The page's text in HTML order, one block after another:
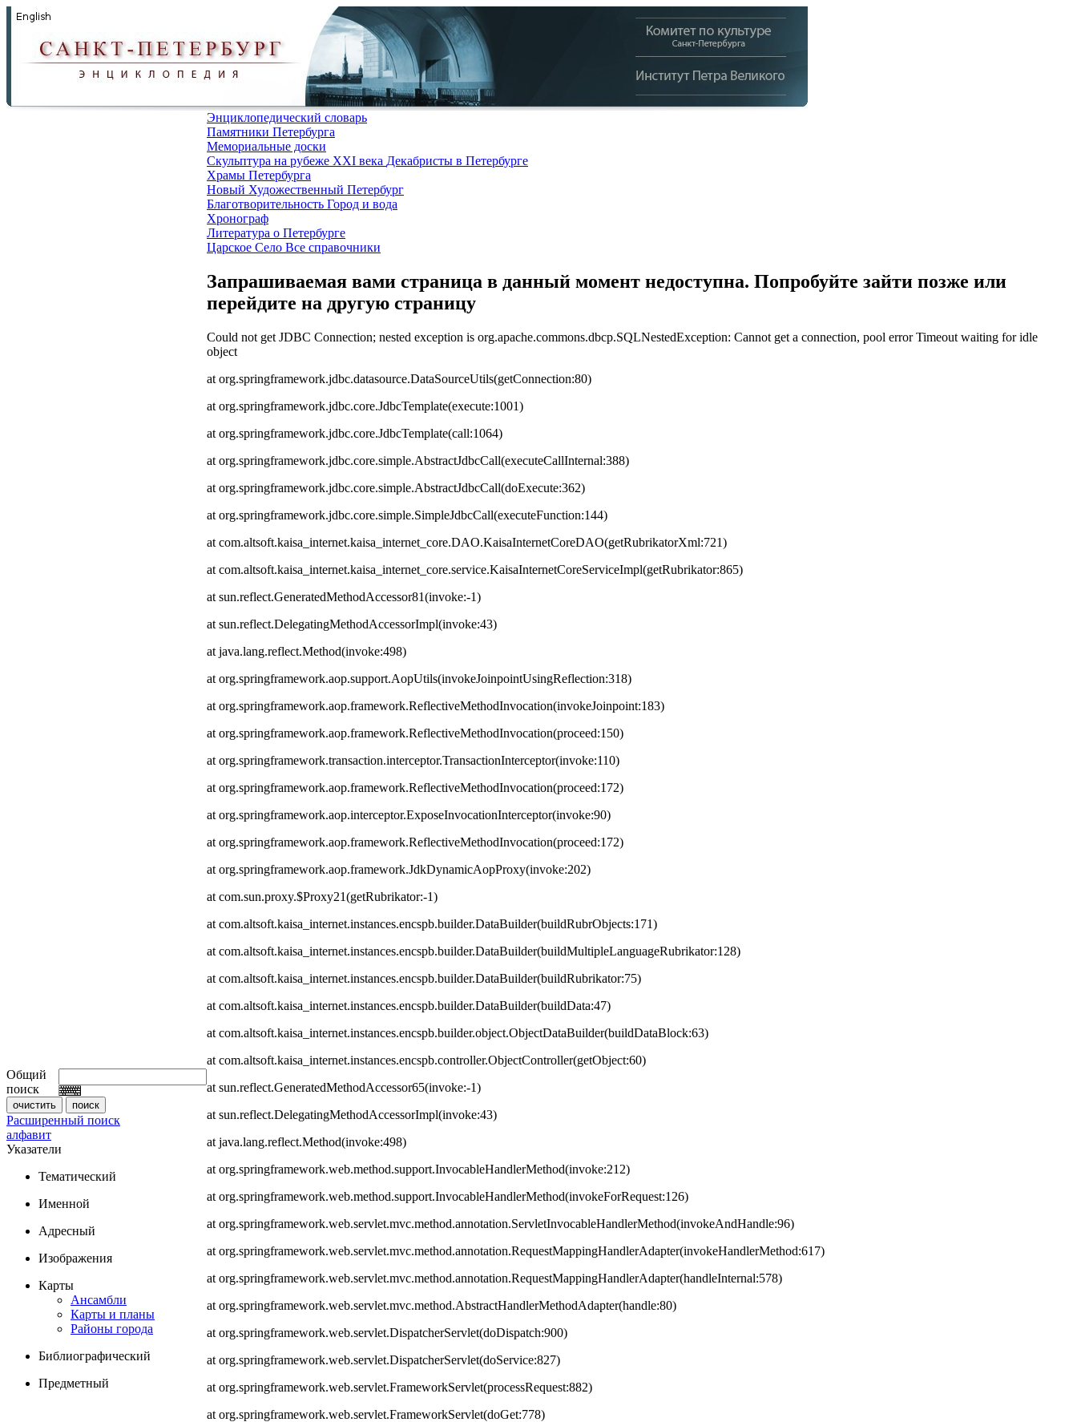
Общий
поиск
Расширенный поиск
алфавит
Указатели
Тематический
Именной
Адресный
Изображения
Карты
Ансамбли
Карты и планы
Районы города
Библиографический
Предметный
Энциклопедический словарь
Памятники Петербурга
Мемориальные доски
Скульптура на рубеже XXI века Декабристы в Петербурге
Храмы Петербурга
Новый Художественный Петербург
Благотворительность Город и вода
Хронограф
Литература о Петербурге
Царское Село Все справочники
Запрашиваемая вами страница в данный момент недоступна. Попробуйте зайти позже или
перейдите на другую страницу
Could not get JDBC Connection; nested exception is org.apache.commons.dbcp.SQLNestedException: Cannot get a connection, pool error Timeout waiting for idle
object
at org.springframework.jdbc.datasource.DataSourceUtils(getConnection:80)
at org.springframework.jdbc.core.JdbcTemplate(execute:1001)
at org.springframework.jdbc.core.JdbcTemplate(call:1064)
at org.springframework.jdbc.core.simple.AbstractJdbcCall(executeCallInternal:388)
at org.springframework.jdbc.core.simple.AbstractJdbcCall(doExecute:362)
at org.springframework.jdbc.core.simple.SimpleJdbcCall(executeFunction:144)
at com.altsoft.kaisa_internet.kaisa_internet_core.DAO.KaisaInternetCoreDAO(getRubrikatorXml:721)
at com.altsoft.kaisa_internet.kaisa_internet_core.service.KaisaInternetCoreServiceImpl(getRubrikator:865)
at sun.reflect.GeneratedMethodAccessor81(invoke:-1)
at sun.reflect.DelegatingMethodAccessorImpl(invoke:43)
at java.lang.reflect.Method(invoke:498)
at org.springframework.aop.support.AopUtils(invokeJoinpointUsingReflection:318)
at org.springframework.aop.framework.ReflectiveMethodInvocation(invokeJoinpoint:183)
at org.springframework.aop.framework.ReflectiveMethodInvocation(proceed:150)
at org.springframework.transaction.interceptor.TransactionInterceptor(invoke:110)
at org.springframework.aop.framework.ReflectiveMethodInvocation(proceed:172)
at org.springframework.aop.interceptor.ExposeInvocationInterceptor(invoke:90)
at org.springframework.aop.framework.ReflectiveMethodInvocation(proceed:172)
at org.springframework.aop.framework.JdkDynamicAopProxy(invoke:202)
at com.sun.proxy.$Proxy21(getRubrikator:-1)
at com.altsoft.kaisa_internet.instances.encspb.builder.DataBuilder(buildRubrObjects:171)
at com.altsoft.kaisa_internet.instances.encspb.builder.DataBuilder(buildMultipleLanguageRubrikator:128)
at com.altsoft.kaisa_internet.instances.encspb.builder.DataBuilder(buildRubrikator:75)
at com.altsoft.kaisa_internet.instances.encspb.builder.DataBuilder(buildData:47)
at com.altsoft.kaisa_internet.instances.encspb.builder.object.ObjectDataBuilder(buildDataBlock:63)
at com.altsoft.kaisa_internet.instances.encspb.controller.ObjectController(getObject:60)
at sun.reflect.GeneratedMethodAccessor65(invoke:-1)
at sun.reflect.DelegatingMethodAccessorImpl(invoke:43)
at java.lang.reflect.Method(invoke:498)
at org.springframework.web.method.support.InvocableHandlerMethod(invoke:212)
at org.springframework.web.method.support.InvocableHandlerMethod(invokeForRequest:126)
at org.springframework.web.servlet.mvc.method.annotation.ServletInvocableHandlerMethod(invokeAndHandle:96)
at org.springframework.web.servlet.mvc.method.annotation.RequestMappingHandlerAdapter(invokeHandlerMethod:617)
at org.springframework.web.servlet.mvc.method.annotation.RequestMappingHandlerAdapter(handleInternal:578)
at org.springframework.web.servlet.mvc.method.AbstractHandlerMethodAdapter(handle:80)
at org.springframework.web.servlet.DispatcherServlet(doDispatch:900)
at org.springframework.web.servlet.DispatcherServlet(doService:827)
at org.springframework.web.servlet.FrameworkServlet(processRequest:882)
at org.springframework.web.servlet.FrameworkServlet(doGet:778)